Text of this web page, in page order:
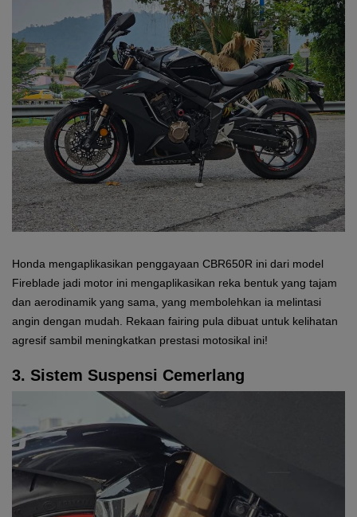
Honda mengaplikasikan penggayaan CBR650R ini dari model
Fireblade jadi motor ini mengaplikasikan reka bentuk yang tajam
dan aerodinamik yang sama, yang membolehkan ia melintasi
angin dengan mudah. Rekaan fairing pula dibuat untuk kelihatan
agresif sambil meningkatkan prestasi motosikal ini!
3. Sistem Suspensi Cemerlang